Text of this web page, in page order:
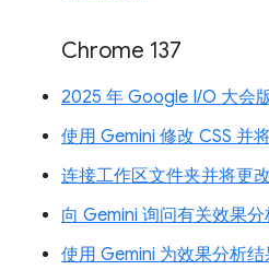
Chrome 137
2025 年 Google I/O 大会
使用 Gemini 修改 CSS 并
连接工作区文件夹并将更
向 Gemini 询问有关效果
使用 Gemini 为效果分析